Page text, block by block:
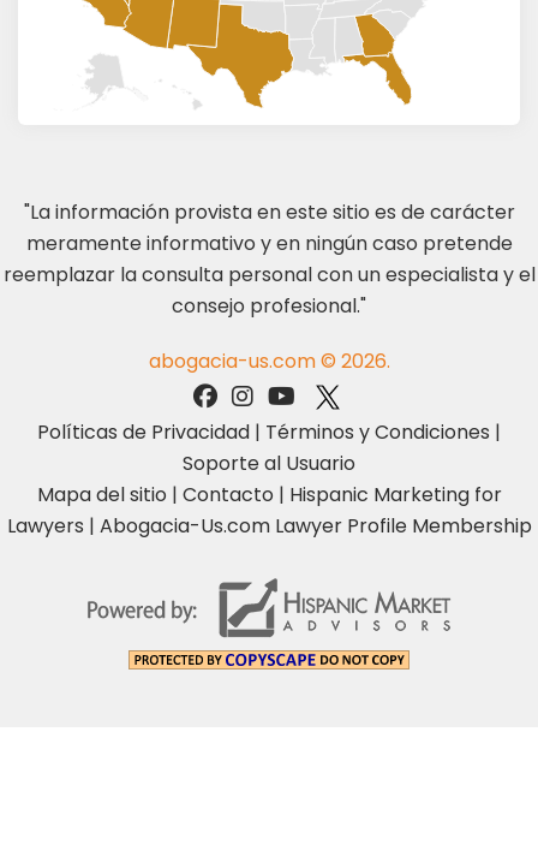
"La información provista en este sitio es de carácter
meramente informativo y en ningún caso pretende
reemplazar la consulta personal con un especialista y el
consejo profesional."
abogacia-us.com © 2026.
Políticas de Privacidad | Términos y Condiciones |
Soporte al Usuario
Mapa del sitio | Contacto | Hispanic Marketing for
Lawyers | Abogacia-Us.com Lawyer Profile Membership